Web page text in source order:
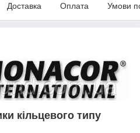
Доставка Оплата Умови
кільцевого типу